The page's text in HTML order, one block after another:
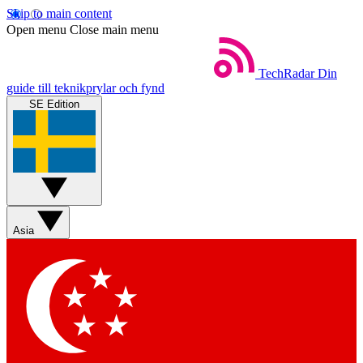
Skip to main content
Open menu Close main menu
TechRadar Din
guide till teknikprylar och fynd
SE Edition
Asia